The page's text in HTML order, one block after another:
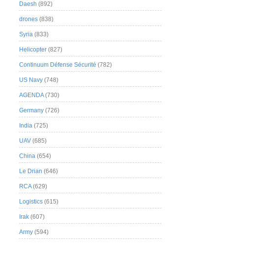
Daesh (892)
drones (838)
Syria (833)
Helicopter (827)
Continuum Défense Sécurité (782)
US Navy (748)
AGENDA(730)
Germany (726)
India (725)
UAV (685)
China (654)
Le Drian (646)
RCA(629)
Logistics (615)
Irak (607)
Army (594)